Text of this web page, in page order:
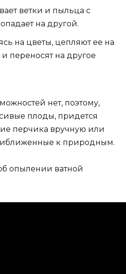
ветки и пыльца с
на другой.
на цветы, цепляют ее на
переносят на другое
нет, поэтому,
плоды, придется
перчика вручную или
к природным.
опылении ватной